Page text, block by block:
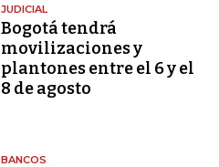
JUDICIAL
Bogotá tendrá
movilizaciones y
plantones entre el 6 y el
8 de agosto
BANCOS